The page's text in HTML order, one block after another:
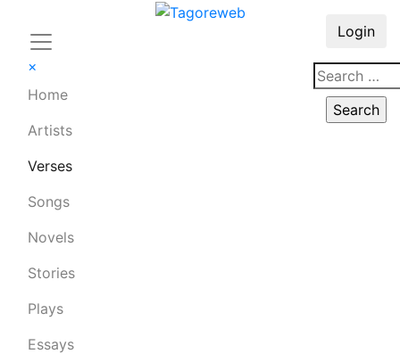
×
Home
Artists
Verses
Songs
Novels
Stories
Plays
Essays
Login